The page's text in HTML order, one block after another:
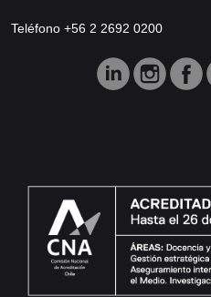
Teléfono +56 2 2692 0200